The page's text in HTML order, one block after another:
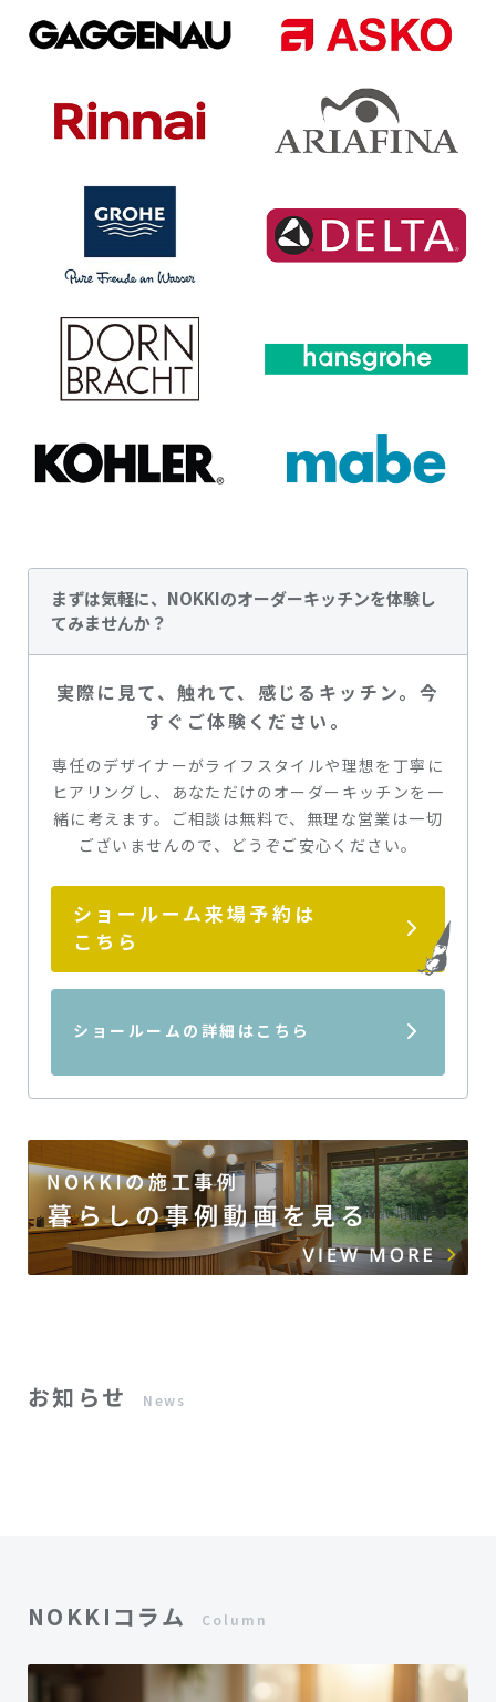
まずは気軽に、NOKKIのオーダーキッチンを体験し
てみませんか？
実際に見て、触れて、感じるキッチン。今
すぐご体験ください。
専任のデザイナーがライフスタイルや理想を丁寧に
ヒアリングし、あなただけのオーダーキッチンを一
緒に考えます。ご相談は無料で、無理な営業は一切
ございませんので、どうぞご安心ください。
ショールーム来場予約は
こちら
ショールームの詳細は こちら
お知らせ News
NOKKIコラム Column